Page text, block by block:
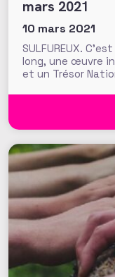
mars 2021
10 mars 2021
SULFUREUX.
long, une œuvre
et un Trésor
marquis de Sade